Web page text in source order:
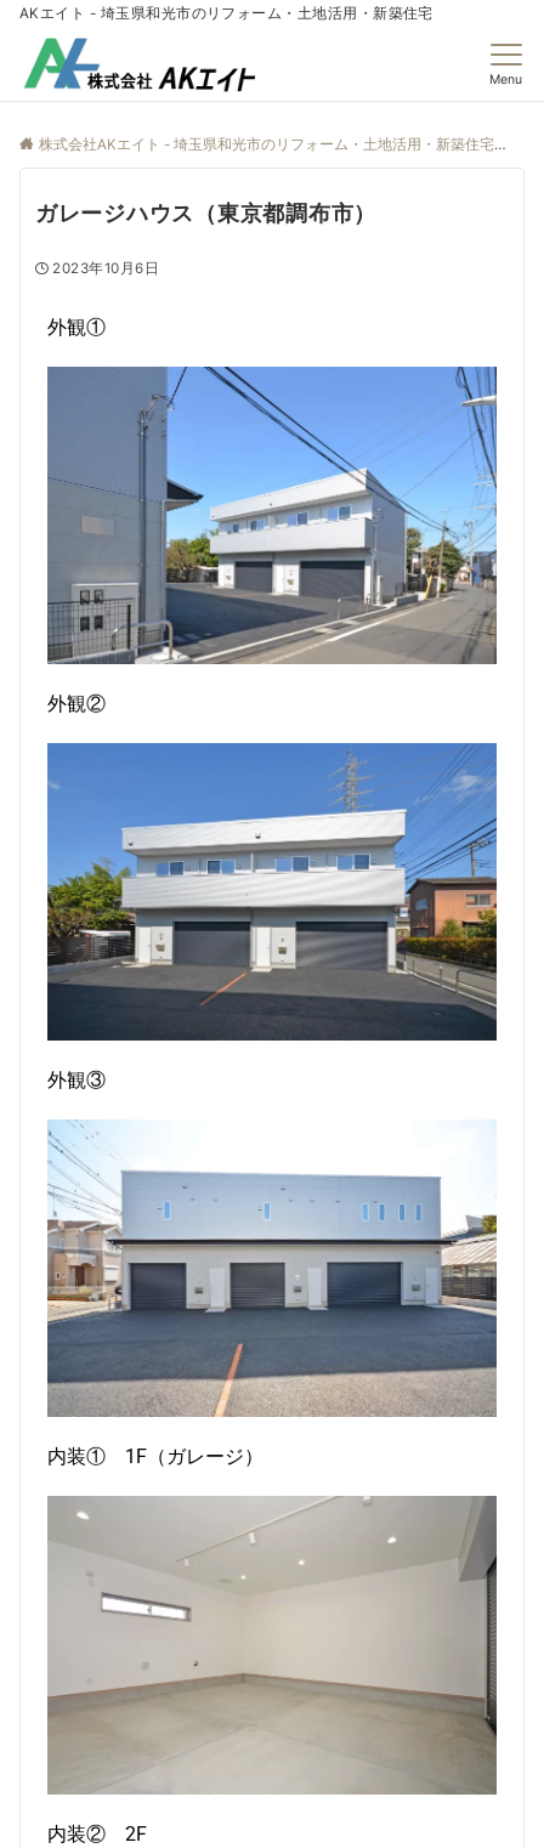
AKエイト - 埼玉県和光市のリフォーム・土地活用・新築住宅
Menu
株式会社AKエイト - 埼玉県和光市のリフォーム・土地活用・新築住宅
ガレージハウス（東京都調布市）
2023年10月6日
外観①
外観②
外観③
内装① 1F（ガレージ）
内装② 2F